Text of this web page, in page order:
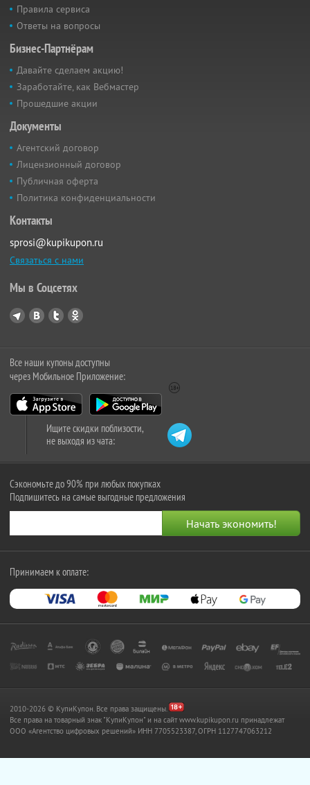
Правила сервиса
Ответы на вопросы
Бизнес-Партнёрам
Давайте сделаем акцию!
Заработайте, как Вебмастер
Прошедшие акции
Документы
Агентский договор
Лицензионный договор
Публичная оферта
Политика конфиденциальности
Контакты
sprosi@kupikupon.ru
Связаться с нами
Мы в Соцсетях
Все наши купоны доступны
через Мобильное Приложение:
Ищите скидки поблизости,
не выходя из чата:
Сэкономьте до 90% при любых покупках
Подпишитесь на самые выгодные предложения
Принимаем к оплате:
2010-2026 © КупиКупон. Все права защищены.
Все права на товарный знак "КупиКупон" и на сайт www.kupikupon.ru принадлежат
OOO «Агентство цифровых решений» ИНН 7705523387, ОГРН 1127747063212